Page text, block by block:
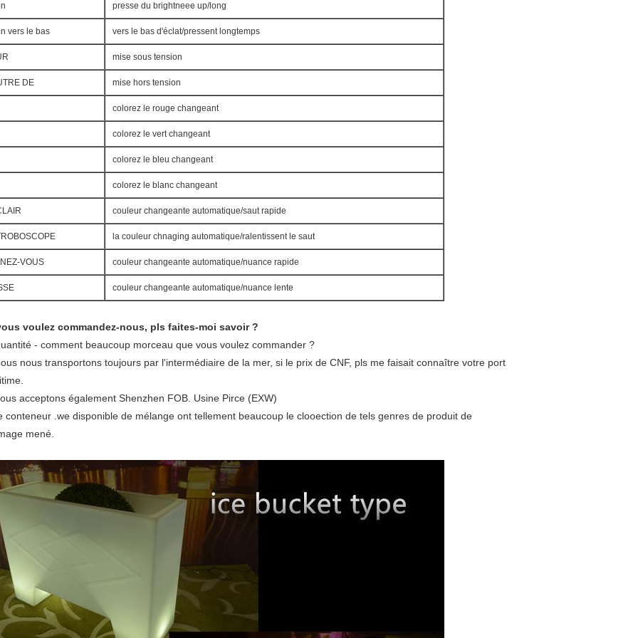
presse du brightneee up/long
vers le bas vers le bas d'éclat/pressent longtemps
mise sous tension
DE mise hors tension
colorez le rouge changeant
colorez le vert changeant
colorez le bleu changeant
colorez le blanc changeant
couleur changeante automatique/saut rapide
la couleur chnaging automatique/ralentissent le saut
VOUS couleur changeante automatique/nuance rapide
couleur changeante automatique/nuance lente
voulez commandez-nous, pls faites-moi savoir ?
- comment beaucoup morceau que vous voulez commander ?
nous transportons toujours par l'intermédiaire de la mer, si le prix de CNF, pls me faisait connaître votre port
acceptons également Shenzhen FOB. Usine Pirce (EXW)
conteneur .we disponible de mélange ont tellement beaucoup le clooection de tels genres de produit de
mené.